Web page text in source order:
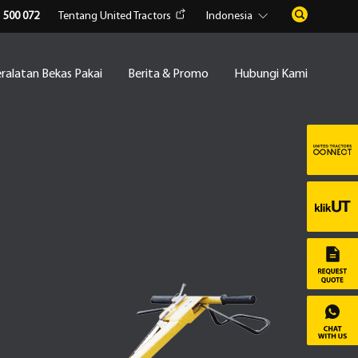
500 072 Tentang United Tractors Indonesia
Bekas Pakai Berita & Promo Hubungi Kami